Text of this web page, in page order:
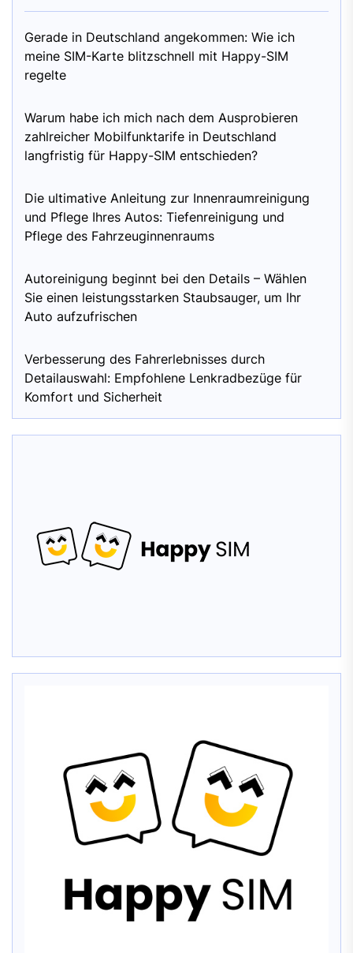
Gerade in Deutschland angekommen: Wie ich
meine SIM-Karte blitzschnell mit Happy-SIM
regelte
Warum habe ich mich nach dem Ausprobieren
zahlreicher Mobilfunktarife in Deutschland
langfristig für Happy-SIM entschieden?
Die ultimative Anleitung zur Innenraumreinigung
und Pflege Ihres Autos: Tiefenreinigung und
Pflege des Fahrzeuginnenraums
Autoreinigung beginnt bei den Details – Wählen
Sie einen leistungsstarken Staubsauger, um Ihr
Auto aufzufrischen
Verbesserung des Fahrerlebnisses durch
Detailauswahl: Empfohlene Lenkradbezüge für
Komfort und Sicherheit